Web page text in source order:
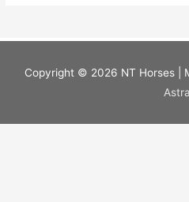
Copyright © 2026 NT Horses|
Astra